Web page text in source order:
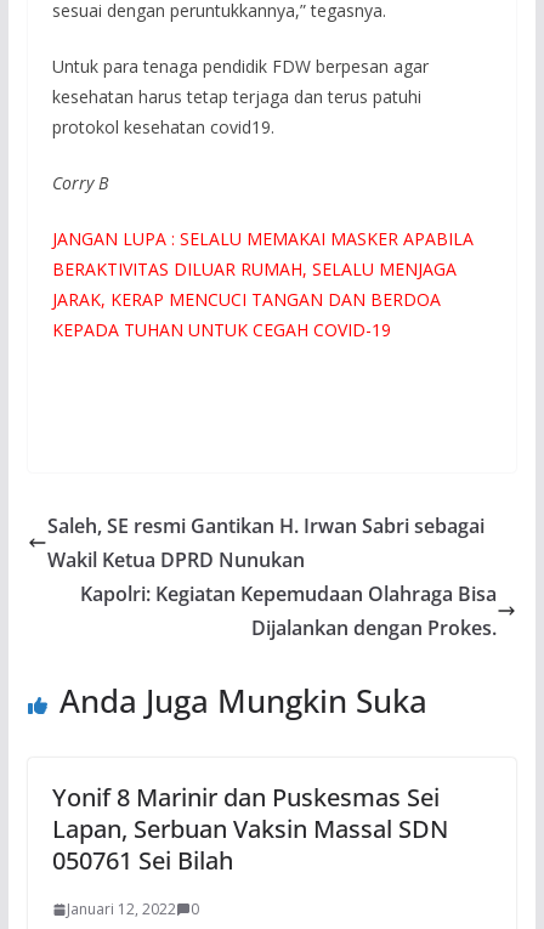
sesuai dengan peruntukkannya,” tegasnya.
Untuk para tenaga pendidik FDW berpesan agar
kesehatan harus tetap terjaga dan terus patuhi
protokol kesehatan covid19.
Corry B
JANGAN LUPA : SELALU MEMAKAI MASKER APABILA
BERAKTIVITAS DILUAR RUMAH, SELALU MENJAGA
JARAK, KERAP MENCUCI TANGAN DAN BERDOA
KEPADA TUHAN UNTUK CEGAH COVID-19
Saleh, SE resmi Gantikan H. Irwan Sabri sebagai
Wakil Ketua DPRD Nunukan
Kapolri: Kegiatan Kepemudaan Olahraga Bisa
Dijalankan dengan Prokes.
Anda Juga Mungkin Suka
Yonif 8 Marinir dan Puskesmas Sei
Lapan, Serbuan Vaksin Massal SDN
050761 Sei Bilah
Januari 12, 2022 0